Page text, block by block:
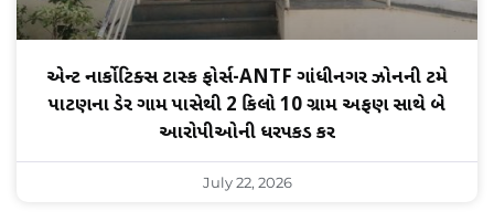
એન્ટી નાર્કોટિક્સ ટાસ્ક ફોર્સ-ANTF ગાંધીનગર ઝોનની ટીમે
પાટણના ડેર ગામ પાસેથી 2 કિલો 10 ગ્રામ અફીણ સાથે બે
આરોપીઓની ધરપકડ કરી
July 22, 2026